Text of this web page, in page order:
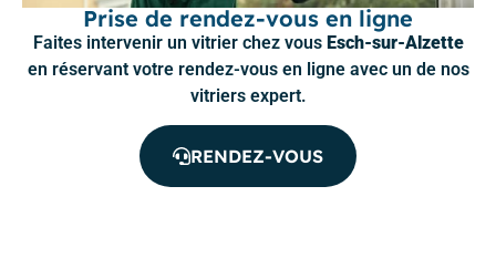
Prise de rendez-vous en ligne
Faites intervenir un vitrier chez vous Esch-sur-Alzette
en réservant votre rendez-vous en ligne avec un de nos
vitriers expert.
RENDEZ-VOUS